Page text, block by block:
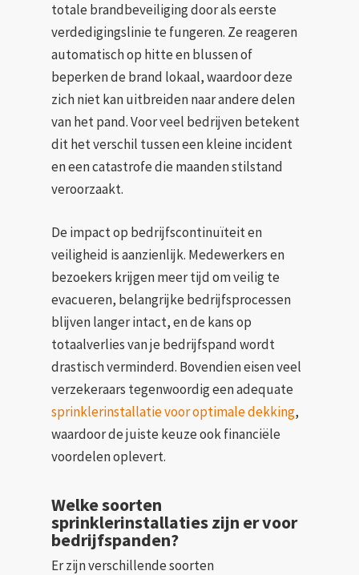
totale brandbeveiliging door als eerste
verdedigingslinie te fungeren. Ze reageren
automatisch op hitte en blussen of
beperken de brand lokaal, waardoor deze
zich niet kan uitbreiden naar andere delen
van het pand. Voor veel bedrijven betekent
dit het verschil tussen een kleine incident
en een catastrofe die maanden stilstand
veroorzaakt.
De impact op bedrijfscontinuïteit en
veiligheid is aanzienlijk. Medewerkers en
bezoekers krijgen meer tijd om veilig te
evacueren, belangrijke bedrijfsprocessen
blijven langer intact, en de kans op
totaalverlies van je bedrijfspand wordt
drastisch verminderd. Bovendien eisen veel
verzekeraars tegenwoordig een adequate
sprinklerinstallatie voor optimale dekking,
waardoor de juiste keuze ook financiële
voordelen oplevert.
Welke soorten
sprinklerinstallaties zijn er voor
bedrijfspanden?
Er zijn verschillende soorten